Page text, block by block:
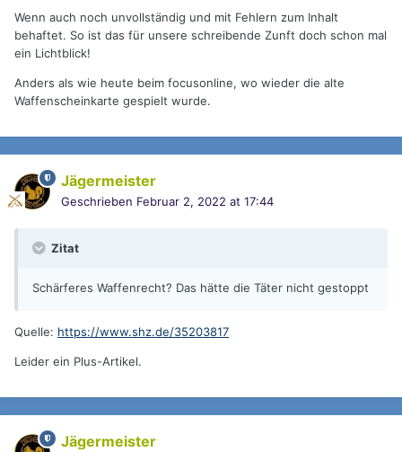
Wenn auch noch unvollständig und mit Fehlern zum Inhalt
behaftet. So ist das für unsere schreibende Zunft doch schon mal
ein Lichtblick!
Anders als wie heute beim focusonline, wo wieder die alte
Waffenscheinkarte gespielt wurde.
Jägermeister
Geschrieben Februar 2, 2022 at 17:44
Zitat
Schärferes Waffenrecht? Das hätte die Täter nicht gestoppt
Quelle: https://www.shz.de/35203817
Leider ein Plus-Artikel.
Jägermeister